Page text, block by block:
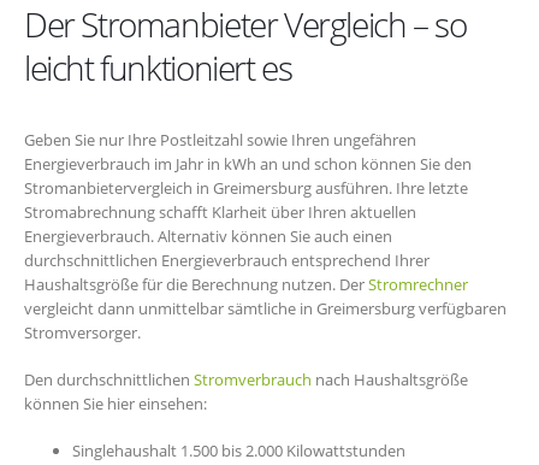
Der Stromanbieter Vergleich – so
leicht funktioniert es
Geben Sie nur Ihre Postleitzahl sowie Ihren ungefähren
Energieverbrauch im Jahr in kWh an und schon können Sie den
Stromanbietervergleich in Greimersburg ausführen. Ihre letzte
Stromabrechnung schafft Klarheit über Ihren aktuellen
Energieverbrauch. Alternativ können Sie auch einen
durchschnittlichen Energieverbrauch entsprechend Ihrer
Haushaltsgröße für die Berechnung nutzen. DerStromrechner
vergleicht dann unmittelbar sämtliche in Greimersburg verfügbaren
Stromversorger.
Den durchschnittlichen Stromverbrauch nach Haushaltsgröße
können Sie hier einsehen:
Singlehaushalt 1.500 bis 2.000 Kilowattstunden